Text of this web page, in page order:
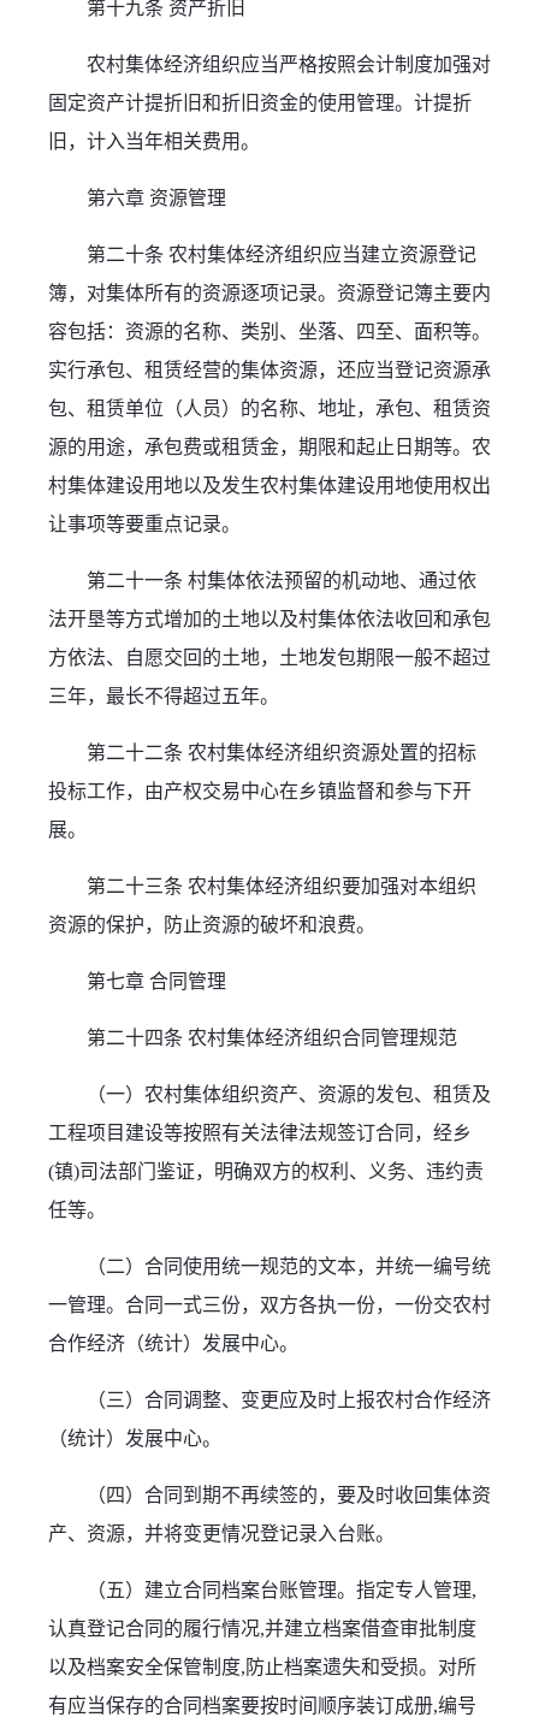
第十九条 资产折旧
农村集体经济组织应当严格按照会计制度加强对
固定资产计提折旧和折旧资金的使用管理。计提折
旧，计入当年相关费用。
第六章 资源管理
第二十条 农村集体经济组织应当建立资源登记
簿，对集体所有的资源逐项记录。资源登记簿主要内
容包括：资源的名称、类别、坐落、四至、面积等。
实行承包、租赁经营的集体资源，还应当登记资源承
包、租赁单位（人员）的名称、地址，承包、租赁资
源的用途，承包费或租赁金，期限和起止日期等。农
村集体建设用地以及发生农村集体建设用地使用权出
让事项等要重点记录。
第二十一条 村集体依法预留的机动地、通过依
法开垦等方式增加的土地以及村集体依法收回和承包
方依法、自愿交回的土地，土地发包期限一般不超过
三年，最长不得超过五年。
第二十二条 农村集体经济组织资源处置的招标
投标工作，由产权交易中心在乡镇监督和参与下开
展。
第二十三条 农村集体经济组织要加强对本组织
资源的保护，防止资源的破坏和浪费。
第七章 合同管理
第二十四条 农村集体经济组织合同管理规范
（一）农村集体组织资产、资源的发包、租赁及
工程项目建设等按照有关法律法规签订合同，经乡
(镇)司法部门鉴证，明确双方的权利、义务、违约责
任等。
（二）合同使用统一规范的文本，并统一编号统
一管理。合同一式三份，双方各执一份，一份交农村
合作经济（统计）发展中心。
（三）合同调整、变更应及时上报农村合作经济
（统计）发展中心。
（四）合同到期不再续签的，要及时收回集体资
产、资源，并将变更情况登记录入台账。
（五）建立合同档案台账管理。指定专人管理,
认真登记合同的履行情况,并建立档案借查审批制度
以及档案安全保管制度,防止档案遗失和受损。对所
有应当保存的合同档案要按时间顺序装订成册,编号